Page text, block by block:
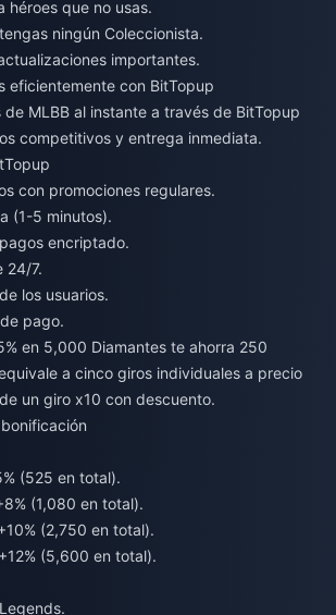
héroes que no usas.
ningún Coleccionista.
importantes.
eficientemente con BitTopup
MLBB al instante a través de BitTopup
competitivos y entrega inmediata.
con promociones regulares.
(1-5 minutos).
encriptado.
24/7.
los usuarios.
pago.
en 5,000 Diamantes te ahorra 250
a cinco giros individuales a precio
un giro x10 con descuento.
(525 en total).
(1,080 en total).
(2,750 en total).
(5,600 en total).